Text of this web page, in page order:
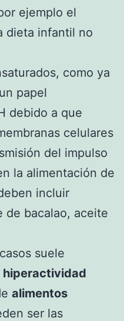
ejemplo el
dieta infantil no
como ya
papel
debido a que
celulares
del impulso
la alimentación de
incluir
de bacalao, aceite
suele
hiperactividad
alimentos
ser las